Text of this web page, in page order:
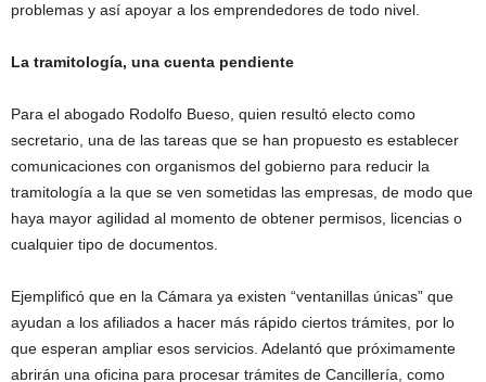
problemas y así apoyar a los emprendedores de todo nivel.
La tramitología, una cuenta pendiente
Para el abogado Rodolfo Bueso, quien resultó electo como
secretario, una de las tareas que se han propuesto es establecer
comunicaciones con organismos del gobierno para reducir la
tramitología a la que se ven sometidas las empresas, de modo que
haya mayor agilidad al momento de obtener permisos, licencias o
cualquier tipo de documentos.
Ejemplificó que en la Cámara ya existen “ventanillas únicas” que
ayudan a los afiliados a hacer más rápido ciertos trámites, por lo
que esperan ampliar esos servicios. Adelantó que próximamente
abrirán una oficina para procesar trámites de Cancillería, como